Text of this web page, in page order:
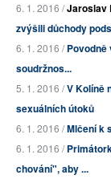
6. 1. 2016 /Jaroslav
zvýšili důchody
6. 1. 2016 /
soudržnos...
5. 1. 2016 /V Kolíně
sexuálních útoků
6. 1. 2016 /Mlčení k
6. 1. 2016 /
chování", aby ...